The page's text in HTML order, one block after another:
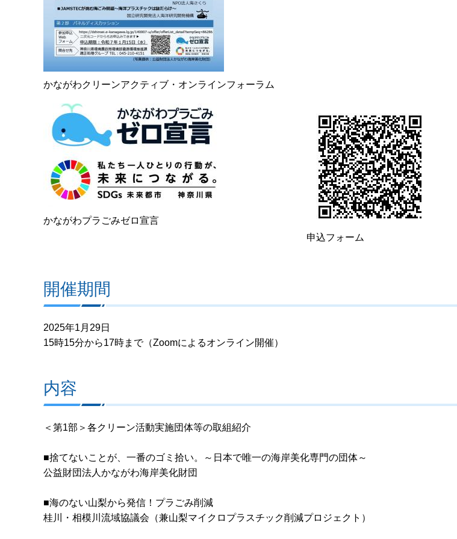
かながわクリーンアクティブ・オンラインフォーラム
かながわプラごみゼロ宣言
申込フォーム
開催期間
2025年1月29日
15時15分から17時まで（Zoomによるオンライン開催）
内容
＜第1部＞各クリーン活動実施団体等の取組紹介
■捨てないことが、一番のゴミ拾い。～日本で唯一の海岸美化専門の団体～
公益財団法人かながわ海岸美化財団
■海のない山梨から発信！プラごみ削減
桂川・相模川流域協議会（兼山梨マイクロプラスチック削減プロジェクト）